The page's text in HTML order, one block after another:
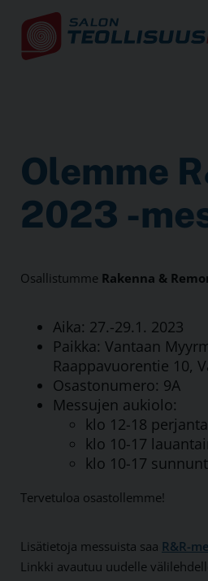
Olemme
2023 -
Osallistumme Rakenna &
Aika: 27.-29.1. 2023
Paikka: Vantaan
Raappavuorentie 10,
Osastonumero: 9A
Messujen aukiolo:
klo 12-18
klo 10-17
klo 10-17
Tervetuloa osastollemme!
Lisätietoja messuista saa R&R-
Linkki avautuu uudelle